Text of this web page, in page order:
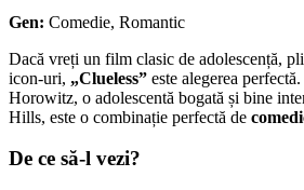
Gen: Comedie, Romantic
Dacă vreți un film clasic de adolescență,
icon-uri, „Clueless” este alegerea
Horowitz, o adolescentă bogată și bine
Hills, este o combinație perfectă de
De ce să-l vezi?